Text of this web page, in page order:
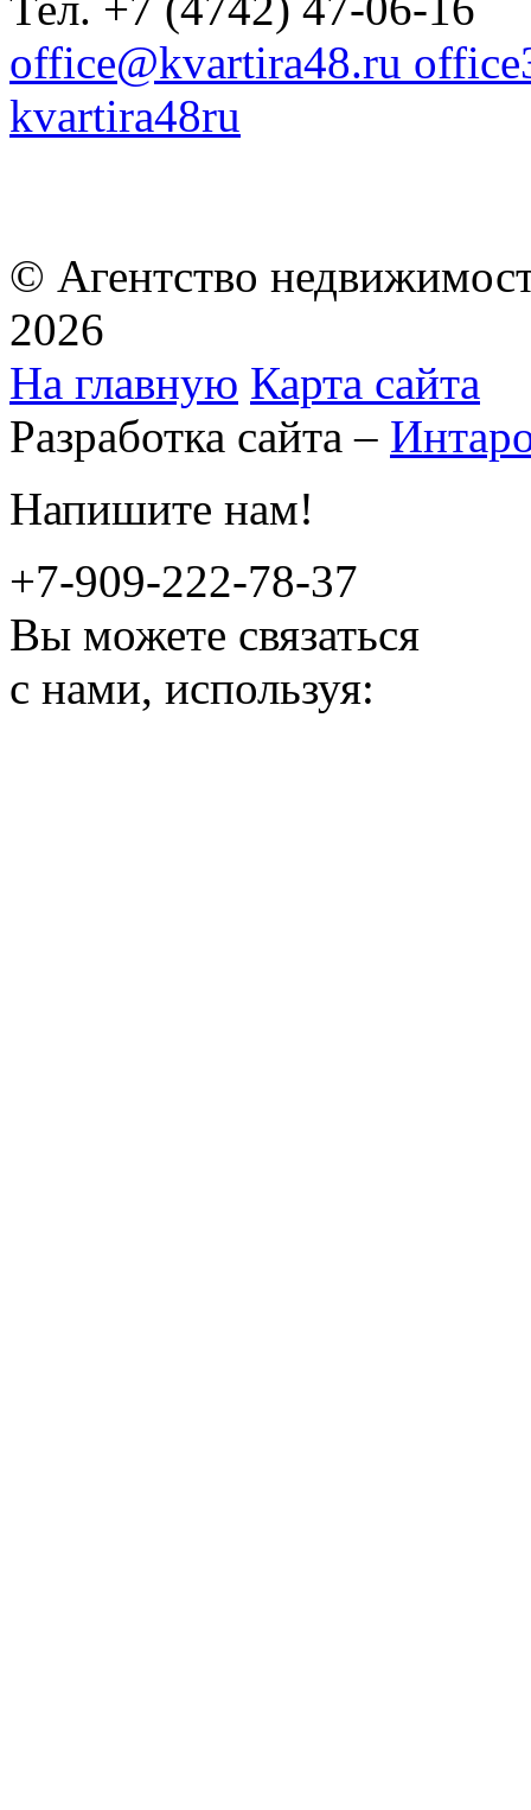
office@kvartira48.ru
kvartira48ru
© Агентство
2026
На главную Карта сайта
Разработка сайта –
Напишите нам!
+7-909-222-78-37
Вы можете связаться
с нами, используя: